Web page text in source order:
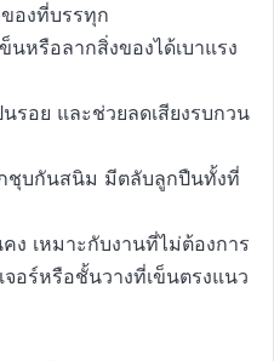
องที่บรรทุก
นหรือลากสิ่งของได้เบาแรง
รอย และช่วยลดเสียงรบกวน
ชุบกันสนิม มีตลับลูกปืนทั้งที่
ง เหมาะกับงานที่ไม่ต้องการ
จอร์หรือชั้นวางที่เข็นตรงแนว